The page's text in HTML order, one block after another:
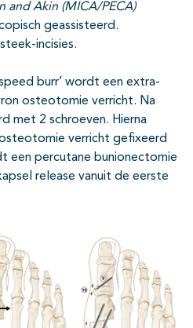
and Akin (MICA/PECA)
geassisteerd.
incisies.
burr’ wordt een extra-
osteotomie verricht. Na
met 2 schroeven. Hierna
verricht gefixeerd
een percutane bunionectomie
release vanuit de eerste